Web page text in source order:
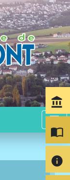
menu
account_balance
import_contacts
info